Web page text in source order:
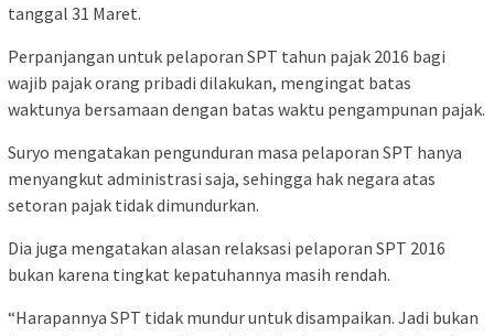
tanggal 31 Maret.
Perpanjangan untuk pelaporan SPT tahun pajak 2016 bagi
wajib pajak orang pribadi dilakukan, mengingat batas
waktunya bersamaan dengan batas waktu pengampunan pajak.
Suryo mengatakan pengunduran masa pelaporan SPT hanya
menyangkut administrasi saja, sehingga hak negara atas
setoran pajak tidak dimundurkan.
Dia juga mengatakan alasan relaksasi pelaporan SPT 2016
bukan karena tingkat kepatuhannya masih rendah.
“Harapannya SPT tidak mundur untuk disampaikan. Jadi bukan